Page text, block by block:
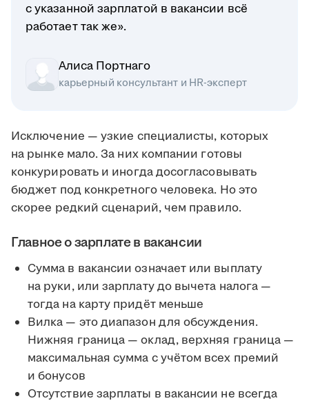
с указанной зарплатой в вакансии всё
работает так же».
Алиса Портнаго
карьерный консультант и HR-эксперт
Исключение — узкие специалисты, которых
на рынке мало. За них компании готовы
конкурировать и иногда досогласовывать
бюджет под конкретного человека. Но это
скорее редкий сценарий, чем правило.
Главное о зарплате в вакансии
Сумма в вакансии означает или выплату
на руки, или зарплату до вычета налога —
тогда на карту придёт меньше
Вилка — это диапазон для обсуждения.
Нижняя граница — оклад, верхняя граница —
максимальная сумма с учётом всех премий
и бонусов
Отсутствие зарплаты в вакансии не всегда